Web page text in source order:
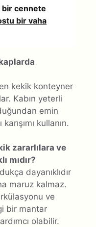
bir cennete
bir vaha
kekik konteyner
Kabın yeterli
emin
kullanın.
zararlılara ve
mıdır?
dayanıklıdır
maruz kalmaz.
ve
bir mantar
olabilir.